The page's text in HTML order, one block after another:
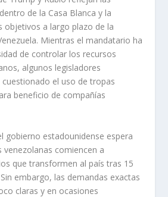
de la Casa Blanca y la
objetivos a largo plazo de la
Mientras el mandatario ha
de controlar los recursos
algunos legisladores
el uso de tropas
beneficio de compañías
gobierno estadounidense espera
venezolanas comiencen a
que transformen al país tras 15
embargo, las demandas exactas
claras y en ocasiones